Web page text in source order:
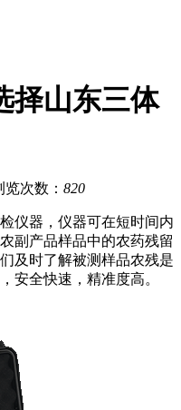
择山东三体
次数： 820
仪器，仪器可在短时间内
副产品样品中的农药残留
及时了解被测样品农残是
安全快速，精准度高。